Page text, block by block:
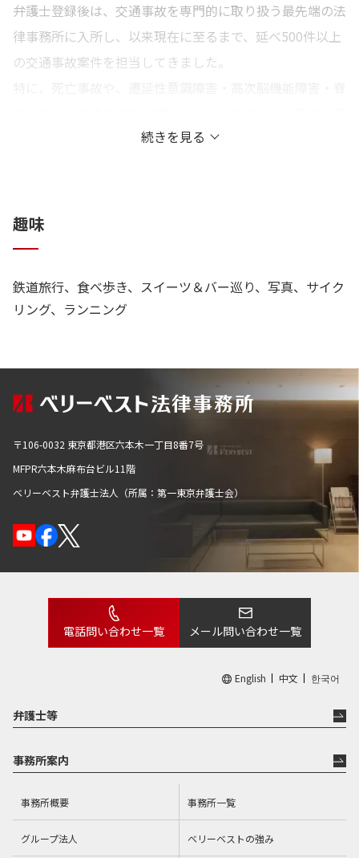
弁護士登録後は、交通事故を専門的に取り扱う最先端の法
律事務所に入所し、以来現在に至るまで、延べ500件以上
の交通事故案件を担当してきました。
介護、工学などの、様々な専門知識が必要となります。そ
そこで私は、これまで保険会社や医療機関、捜査機関、行
政などとの折衝を重ねたり、専門書を読み込むことによっ
た。
特に、医学知識に関しては、これまでの経験を通じて人脈
ん、様々な案件において活用することが可能です。
後遺症を負った被害者の苦しみや、肉親を失った遺族の悲
しみを、消し去ることはできません。
だからこそ、被害に見合った賠償金を獲得する必要があり
ます。
私自身、突然の事故で被害者遺族となり、途方に暮れた経
験を踏まえ、1人でも多くの被害者およびご家族の方々の
お力になれるよう、これまで研鑽を積んでまいりました。
お客様と共に、最善の結果を目指して、全力で取り組む所
仕事をする上で心がけていること
私自身が交通事故被害者（遺族）であることを踏まえ、お
客様のお気持ちに深く寄り添うことを心がけております。
同時に、弁護士としての立場から、事件を客観的・冷静に
続きを見る
趣味
鉄道旅行、食べ歩き、スイーツ＆バー巡り、写真、サイク
リング、ランニング
〒106-0032 東京都港区六本木一丁目8番7号
MFPR六本木麻布台ビル11階
ベリーベスト弁護士法人（所属：第一東京弁護士会）
電話問い合わせ一覧 メール問い合わせ一覧
English 中文 한국어
弁護士等
事務所案内
事務所概要 事務所一覧
グループ法人 ベリーベストの強み